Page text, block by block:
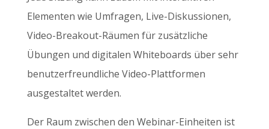
Elementen wie Umfragen, Live-Diskussionen,
Video-Breakout-Räumen für zusätzliche
Übungen und digitalen Whiteboards über sehr
benutzerfreundliche Video-Plattformen
ausgestaltet werden.
Der Raum zwischen den Webinar-Einheiten ist